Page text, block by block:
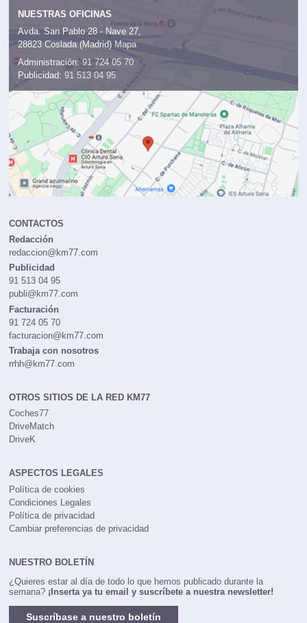
NUESTRAS OFICINAS
Avda. San Pablo 28 - Nave 27,
28823 Coslada (Madrid) Mapa
Administración: 91 724 05 70
Publicidad: 91 513 04 95
CONTACTOS
Redacción
redaccion@km77.com
Publicidad
91 513 04 95
publi@km77.com
Facturación
91 724 05 70
facturacion@km77.com
Trabaja con nosotros
rrhh@km77.com
OTROS SITIOS DE LA RED KM77
Coches77
DriveMatch
DriveK
ASPECTOS LEGALES
Política de cookies
Condiciones Legales
Política de privacidad
Cambiar preferencias de privacidad
NUESTRO BOLETÍN
¿Quieres estar al día de todo lo que hemos publicado durante la
semana? ¡Inserta ya tu email y suscríbete a nuestra newsletter!
Suscríbase a nuestro boletín